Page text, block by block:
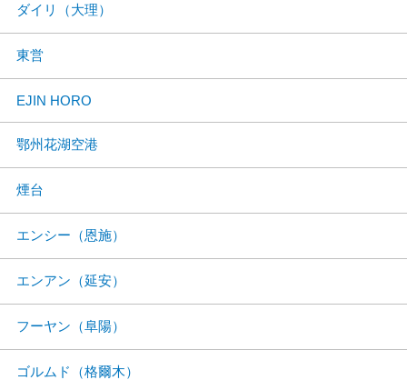
ダイリ（大理）
東営
EJIN HORO
鄂州花湖空港
煙台
エンシー（恩施）
エンアン（延安）
フーヤン（阜陽）
ゴルムド（格爾木）